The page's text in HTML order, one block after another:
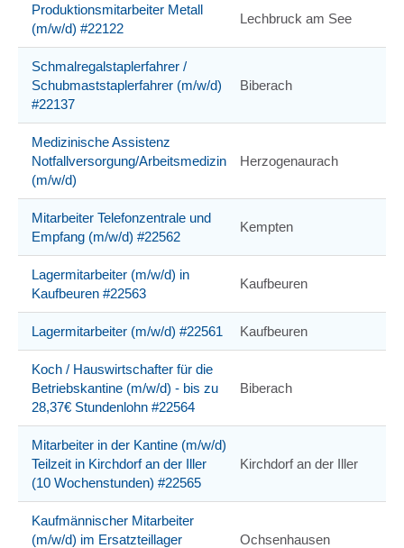
Produktionsmitarbeiter Metall
(m/w/d) #22122
Lechbruck am See
Schmalregalstaplerfahrer /
Schubmaststaplerfahrer (m/w/d)
#22137
Biberach
Medizinische Assistenz
Notfallversorgung/Arbeitsmedizin
(m/w/d)
Herzogenaurach
Mitarbeiter Telefonzentrale und
Empfang (m/w/d) #22562
Kempten
Lagermitarbeiter (m/w/d) in
Kaufbeuren #22563
Kaufbeuren
Lagermitarbeiter (m/w/d) #22561 Kaufbeuren
Koch / Hauswirtschafter für die
Betriebskantine (m/w/d) - bis zu
28,37€ Stundenlohn #22564
Biberach
Mitarbeiter in der Kantine (m/w/d)
Teilzeit in Kirchdorf an der Iller
(10 Wochenstunden) #22565
Kirchdorf an der Iller
Kaufmännischer Mitarbeiter
(m/w/d) im Ersatzteillager
Ochsenhausen